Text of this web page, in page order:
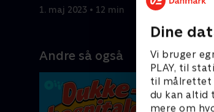
Dine
Vi bruger
PLAY, til
til målrettet
du kan altid
mere om
1. maj 2023 • 12 min
Andre så også